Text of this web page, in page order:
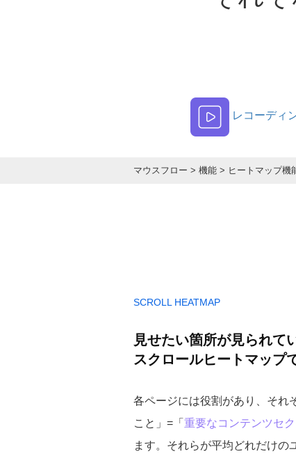
レコーディ
マウスフロー > 機能 > ヒートマップ機
SCROLL HEATMAP
見せたい箇所が見られて
スクロールヒートマップ
各ページには役割があり、それ
こと」=「 重要なコンテンツセ
ます。それらが平均どれだけの